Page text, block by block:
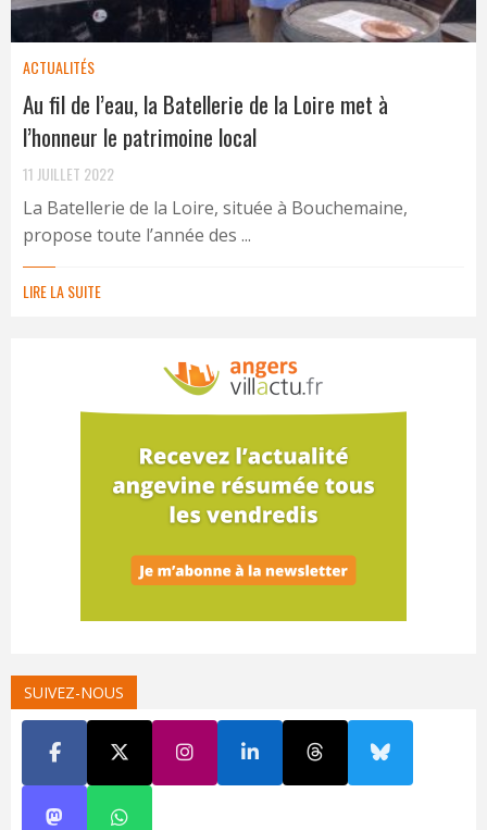
ACTUALITÉS
Au fil de l’eau, la Batellerie de la Loire met à
l’honneur le patrimoine local
11 JUILLET 2022
La Batellerie de la Loire, située à Bouchemaine,
propose toute l’année des ...
LIRE LA SUITE
SUIVEZ-NOUS